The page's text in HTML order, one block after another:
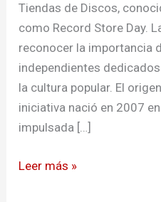
Tiendas de Discos,
como Record Store Day.
reconocer la importancia
independientes
la cultura popular. El
iniciativa nació en 2007
impulsada […]
Leer más »